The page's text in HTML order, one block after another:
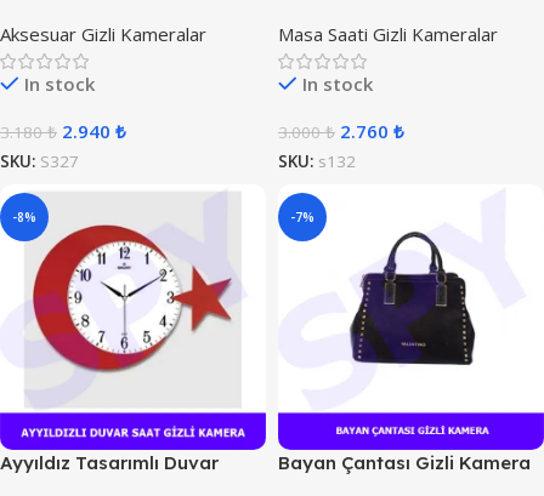
Aksesuar Gizli Kameralar
In stock
3.180₺ 2.940 ₺
SKU: S327
Masa Saati Gizli Kameralar
In stock
3.000₺ 2.760 ₺
SKU: s132
-8%
Ayyıldız Tasarımlı Duvar
-7%
Bayan Çantası Gizli Kamera